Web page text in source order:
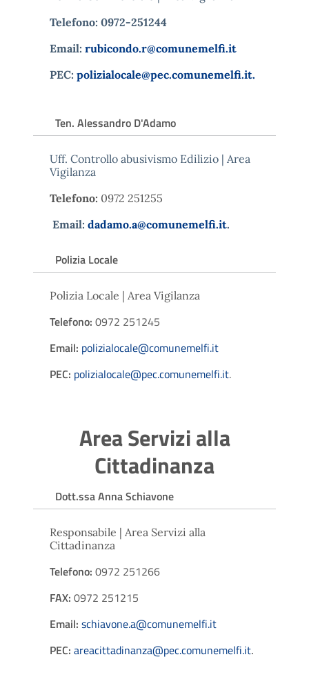
Telefono: 0972-251244
Email: rubicondo.r@comunemelfi.it
PEC: polizialocale@pec.comunemelfi.it.
Ten. Alessandro D'Adamo
Uff. Controllo abusivismo Edilizio | Area
Vigilanza
Telefono: 0972 251255
Email: dadamo.a@comunemelfi.it.
Polizia Locale
Polizia Locale | Area Vigilanza
Telefono: 0972 251245
Email: polizialocale@comunemelfi.it
PEC: polizialocale@pec.comunemelfi.it.
Area Servizi alla
Cittadinanza
Dott.ssa Anna Schiavone
Responsabile | Area Servizi alla
Cittadinanza
Telefono: 0972 251266
FAX: 0972 251215
Email: schiavone.a@comunemelfi.it
PEC: areacittadinanza@pec.comunemelfi.it.